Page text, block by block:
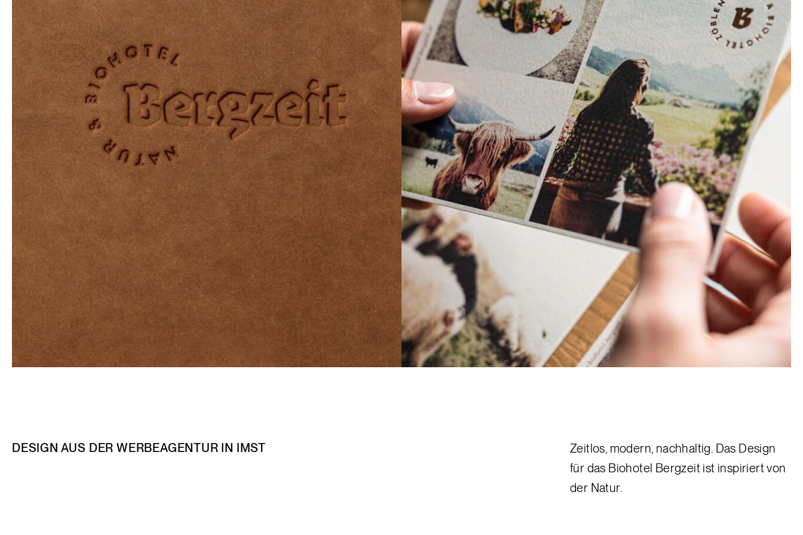
DESIGN AUS DER WERBEAGENTUR IN IMST
Zeitlos, modern, nachhaltig. Das Design
für das Biohotel Bergzeit ist inspiriert von
der Natur.